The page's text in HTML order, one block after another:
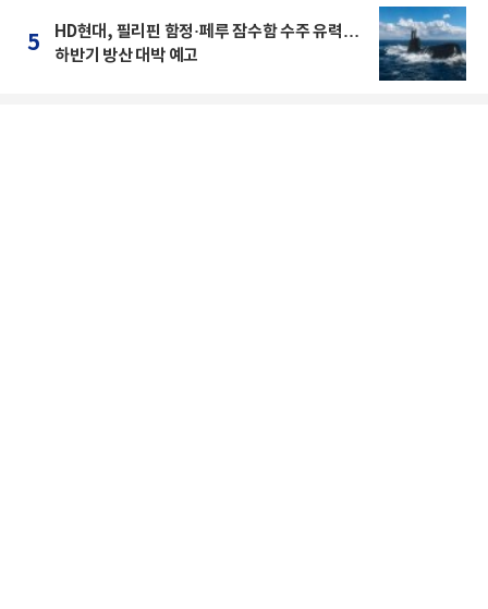
5
HD현대, 필리핀 함정·페루 잠수함 수주 유력…
하반기 방산 대박 예고